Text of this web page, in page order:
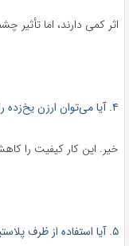
اثر کمی دارند، اما تأثیر
۴. آیا می‌توان ارزن یخ‌زده را دوباره فریز کرد؟
خیر. این کار کیفیت را
۵. آیا استفاده از ظرف پلاستیکی برای نگهداری ارزن امن است؟